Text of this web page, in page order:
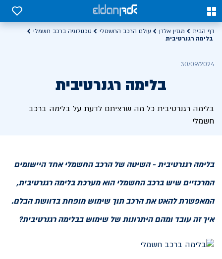
0
0
דף הבית מגזין אלדן עולם הרכב החשמלי
טכנולוגיה ברכב חשמלי
בלימה רגנרטיבית
30/09/2024
בלימה רגנרטיבית
בלימה רגנרטיבית כל מה שרציתם לדעת על בלימה ברכב
חשמלי
בלימה רגנרטיבית - השיטה של הרכב החשמלי אחד היישומים
המרכזיים שיש ברכב החשמלי הוא מערכת בלימה רגנרטיבית,
המאפשרת להאט את הרכב תוך שימוש מופחת בדוושת הבלם.
איך זה עובד ומהם היתרונות של שימוש בבלימה רגנרטיבית?